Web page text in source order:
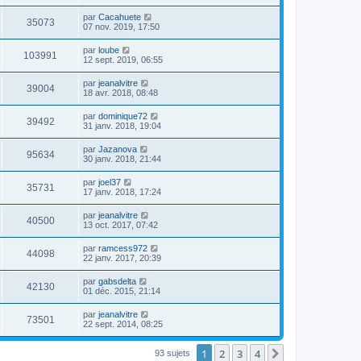
35073 par Cacahuete
07 nov. 2019, 17:50
103991 par loube
12 sept. 2019, 06:55
39004 par jeanalvitre
18 avr. 2018, 08:48
39492 par dominique72
31 janv. 2018, 19:04
95634 par Jazanova
30 janv. 2018, 21:44
35731 par joel37
17 janv. 2018, 17:24
40500 par jeanalvitre
13 oct. 2017, 07:42
44098 par ramcess972
22 janv. 2017, 20:39
42130 par gabsdelta
01 déc. 2015, 21:14
73501 par jeanalvitre
22 sept. 2014, 08:25
93 sujets 1 2 3 4